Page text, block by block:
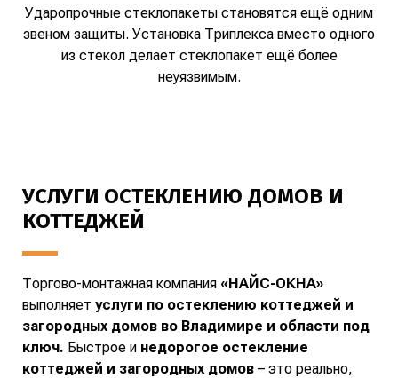
Ударопрочные стеклопакеты становятся ещё одним
звеном защиты. Установка Триплекса вместо одного
из стекол делает стеклопакет ещё более
неуязвимым.
УСЛУГИ ОСТЕКЛЕНИЮ ДОМОВ И
КОТТЕДЖЕЙ
Торгово-монтажная компания «НАЙС-ОКНА»
выполняет услуги по остеклению коттеджей и
загородных домов во Владимире и области под
ключ. Быстрое и недорогое остекление
коттеджей и загородных домов – это реально,